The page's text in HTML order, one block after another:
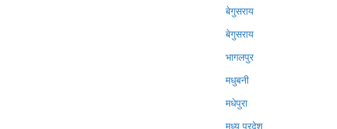
बेगुसराय
बेगुसराय
भागलपुर
मधुबनी
मधेपुरा
मध्य प्रदेश